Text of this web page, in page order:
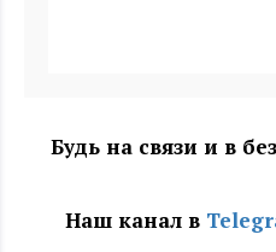
Будь на связи и в
Наш канал в